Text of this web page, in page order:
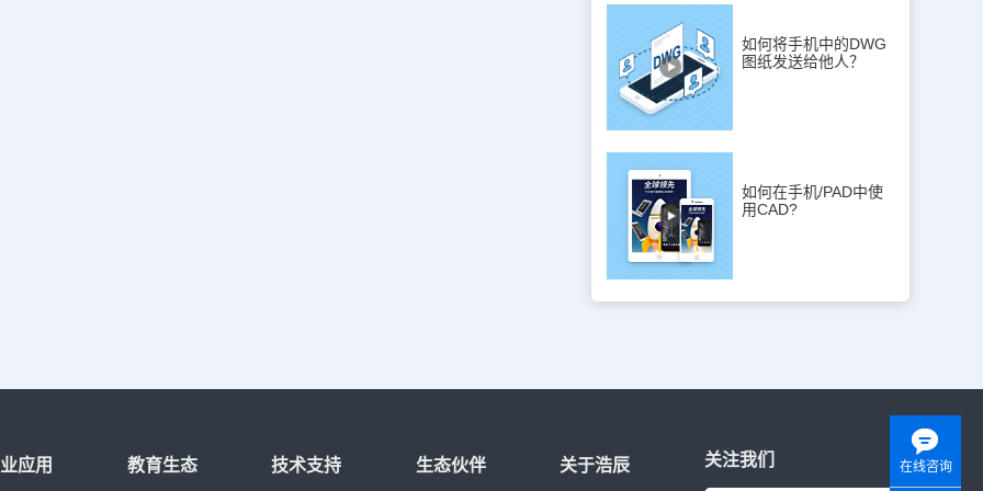
如何将手机中的DWG
图纸发送给他人？
如何在手机/PAD中使
用CAD?
应用 教育生态 技术支持 生态伙伴 关于浩辰 关注我们 在线咨询